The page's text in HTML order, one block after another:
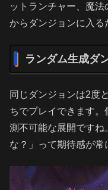
ットランチャー、魔
からダンジョンに入る
ランダム生成ダ
同じダンジョンは2度
ちでプレイできます
測不可能な展開です
な？」って期待感が常